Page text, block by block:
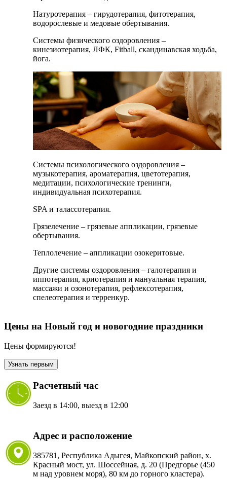
Натуротерапия – гирудотерапия, фитотерапия,
водорослевые и медовые обертывания.
Системы физического оздоровления –
кинезиотерапия, ЛФК, Fitball, скандинавская ходьба,
йога.
Системы психологического оздоровления –
музыкотерапия, ароматерапия, цветотерапия,
медитации, психологические тренинги,
индивидуальная психотерапия.
SPA и талассотерапия.
Грязелечение – грязевые аппликации, грязевые
обертывания.
Теплолечение – аппликации озокеритовые.
Другие системы оздоровления – галотерапия и
иппотерапия, криотерапия и мануальная терапия,
массажи и озонотерапия, рефлексотерапия,
спелеотерапия и терренкур.
Цены на Новый год и новогодние праздники
Цены формируются!
Узнать первым
Расчетный час
Заезд в 14:00, выезд в 12:00
Адрес и расположение
385781, Республика Адыгея, Майкопский район, х.
Красный мост, ул. Шоссейная, д. 20 (Предгорье (450
м над уровнем моря), 80 км до горного кластера).